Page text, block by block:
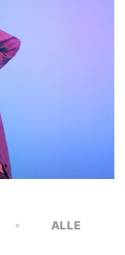
ALLE